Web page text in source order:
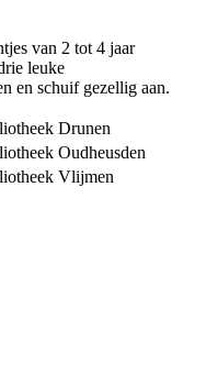
van 2 tot 4 jaar
leuke
en schuif gezellig aan.
Drunen
Oudheusden
Vlijmen